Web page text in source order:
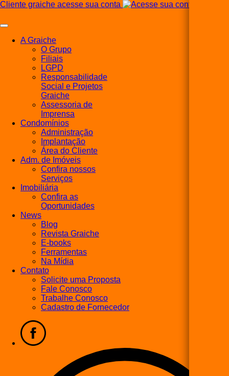
Cliente graiche acesse sua conta
A Graiche
O Grupo
Filiais
LGPD
Responsabilidade
Social e Projetos
Graiche
Assessoria de
Imprensa
Condomínios
Administração
Implantação
Área do Cliente
Adm. de Imóveis
Confira nossos
Serviços
Imobiliária
Confira as
Oportunidades
News
Blog
Revista Graiche
E-books
Ferramentas
Na Mídia
Contato
Solicite uma Proposta
Fale Conosco
Trabalhe Conosco
Cadastro de Fornecedor